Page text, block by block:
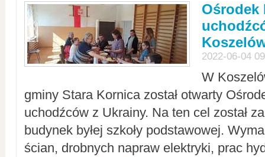
Ośrodek
2022-06-04
W
gminy Stara Kornica został otwarty
uchodźców z Ukrainy. Na ten cel został
budynek byłej szkoły podstawowej.
ścian, drobnych napraw elektryki, prac